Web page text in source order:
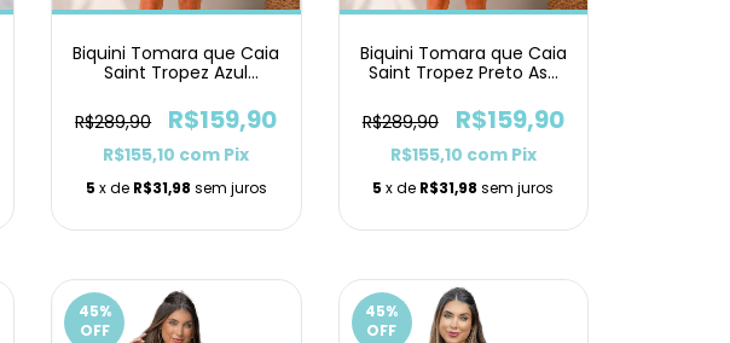
Biquini Tomara que Caia
Saint Tropez Azul
R$289,90
R$159,90
R$155,10 com Pix
5 x de R$31,98 sem juros
Biquini Tomara que Caia
Saint Tropez Preto Asa
R$289,90
R$159,90
R$155,10 com Pix
5 x de R$31,98 sem juros
45%
OFF
45%
OFF